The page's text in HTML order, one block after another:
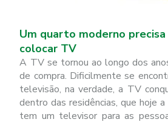
Um quarto moderno
colocar TV
A TV se tornou ao longo dos
de compra. Dificilmente se
televisão, na verdade, a TV
dentro das residências, que hoje
tem um televisor para as